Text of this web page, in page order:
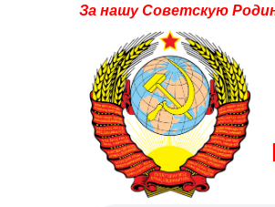
За нашу Советскую